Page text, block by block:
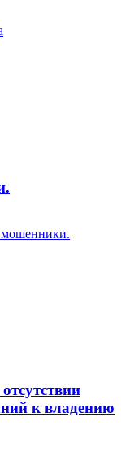
к владению